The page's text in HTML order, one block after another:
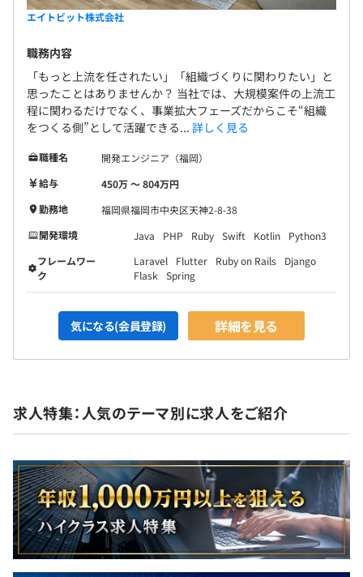
エイトビット株式会社
職務内容
「もっと上流を任されたい」「組織づくりに関わりたい」と
思ったことはありませんか？ 当社では、大規模案件の上流工
程に関わるだけでなく、事業拡大フェーズだからこそ“組織
をつくる側”として活躍できる... 詳しく見る
職種名
開発エンジニア（福岡）
給与
450万 〜 804万円
勤務地
福岡県福岡市中央区天神2-8-38
開発環境
Java PHP Ruby Swift Kotlin
Python3
フレームワー
ク
Laravel Flutter Ruby on Rails
Django
Flask
Spring
気になる(会員登録) 詳細を見る
求人特集：人気のテーマ別に求人をご紹介